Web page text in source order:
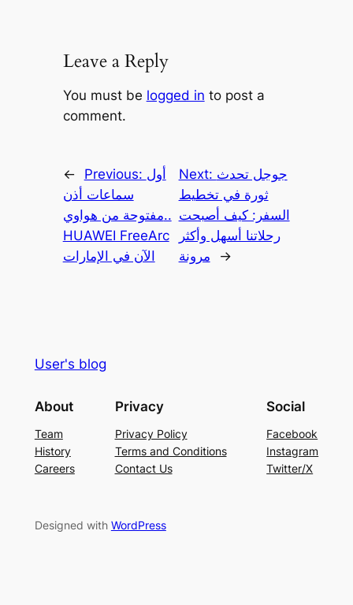
Leave a Reply
You must be logged in to post a
comment.
← Previous: أول
سماعات أذن
مفتوحة من هواوي..
HUAWEI FreeArc
الآن في الإمارات
Next: جوجل تحدث
ثورة في تخطيط
السفر: كيف أصبحت
رحلاتنا أسهل وأكثر
مرونة
→
User's blog
About
Team
History
Careers
Privacy
Privacy Policy
Terms and Conditions
Contact Us
Social
Facebook
Instagram
Twitter/X
Designed with WordPress